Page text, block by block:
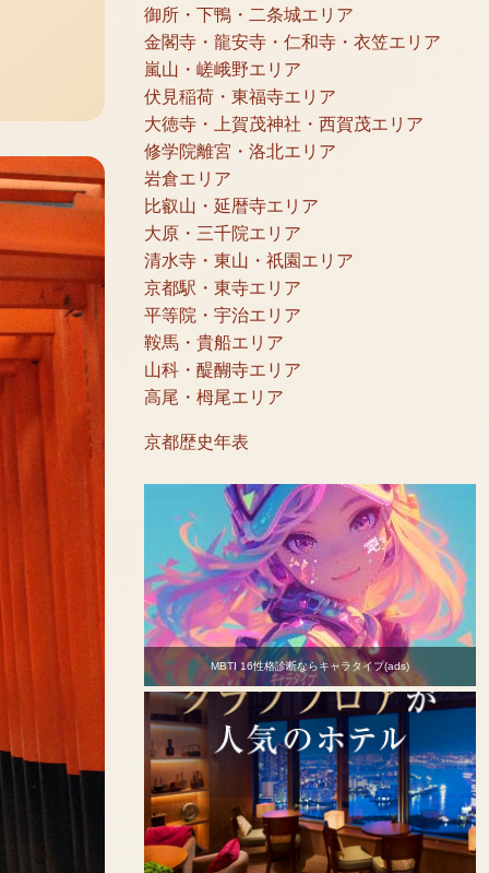
御所・下鴨・二条城エリア
金閣寺・龍安寺・仁和寺・衣笠エリア
嵐山・嵯峨野エリア
伏見稲荷・東福寺エリア
大徳寺・上賀茂神社・西賀茂エリア
修学院離宮・洛北エリア
岩倉エリア
比叡山・延暦寺エリア
大原・三千院エリア
清水寺・東山・祇園エリア
京都駅・東寺エリア
平等院・宇治エリア
鞍馬・貴船エリア
山科・醍醐寺エリア
高尾・栂尾エリア
京都歴史年表
MBTI 16性格診断ならキャラタイプ(ads)